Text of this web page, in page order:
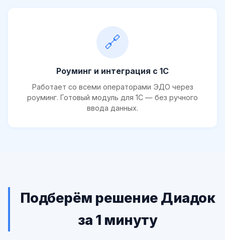
🔗
Роуминг и интеграция с 1С
Работает со всеми операторами ЭДО через
роуминг. Готовый модуль для 1С — без ручного
ввода данных.
Подберём решение Диадок
за 1 минуту